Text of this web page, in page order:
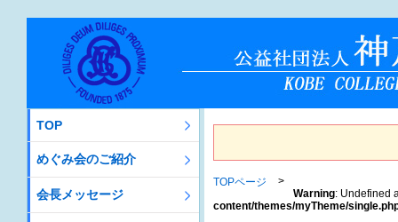
TOPページ
Warning: Undefined
content/themes/myTheme/
TOP
めぐみ会のご紹介
会長メッセージ